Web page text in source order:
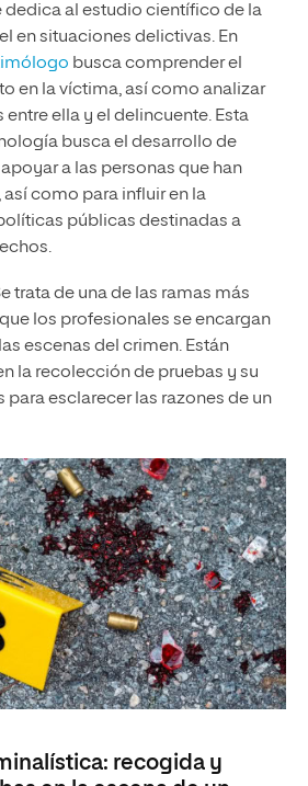
dedica al estudio científico de la
en situaciones delictivas. En
busca comprender el
en la víctima, así como analizar
entre ella y el delincuente. Esta
busca el desarrollo de
a las personas que han
como para influir en la
públicas destinadas a
trata de una de las ramas más
los profesionales se encargan
escenas del crimen. Están
la recolección de pruebas y su
para esclarecer las razones de un
recogida y